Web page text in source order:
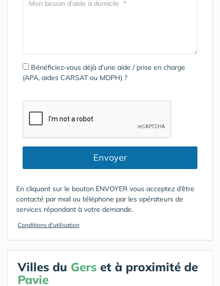
Bénéficiez-vous déjà d’une aide / prise en charge
(APA, aides CARSAT ou MDPH) ?
Envoyer
En cliquant sur le bouton ENVOYER vous acceptez d’être
contacté par mail ou téléphone par les opérateurs de
services répondant à votre demande.
Conditions d'utilisation
Villes du Gers et à proximité de
Pavie